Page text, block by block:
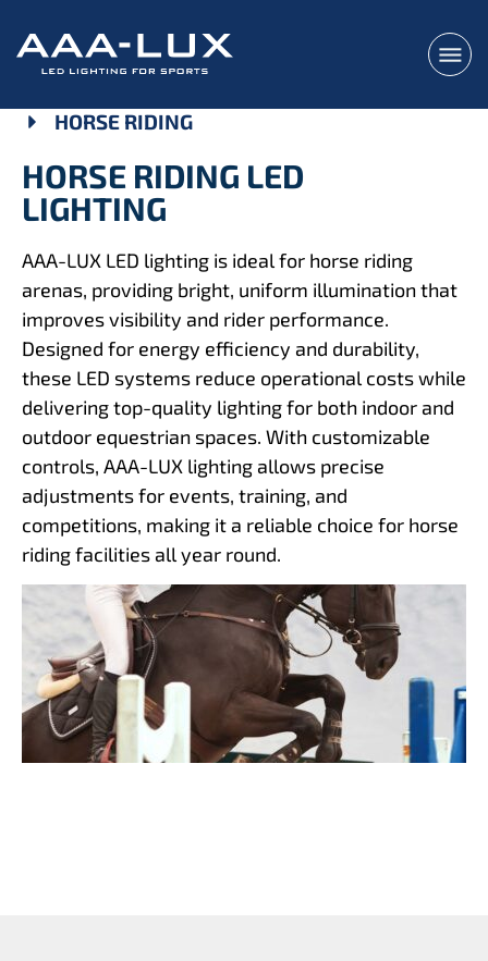
HORSE RIDING
HORSE RIDING LED
LIGHTING
AAA-LUX LED lighting is ideal for horse riding
arenas, providing bright, uniform illumination that
improves visibility and rider performance.
Designed for energy efficiency and durability,
these LED systems reduce operational costs while
delivering top-quality lighting for both indoor and
outdoor equestrian spaces. With customizable
controls, AAA-LUX lighting allows precise
adjustments for events, training, and
competitions, making it a reliable choice for horse
riding facilities all year round.